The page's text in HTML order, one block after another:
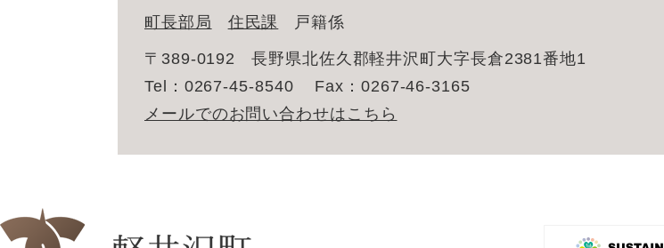
町長部局 住民課 戸籍係
〒389-0192
長野県北佐久郡軽井沢町大字長倉2381番地1
Tel：0267-45-8540
Fax：0267-46-3165
メールでのお問い合わせはこちら